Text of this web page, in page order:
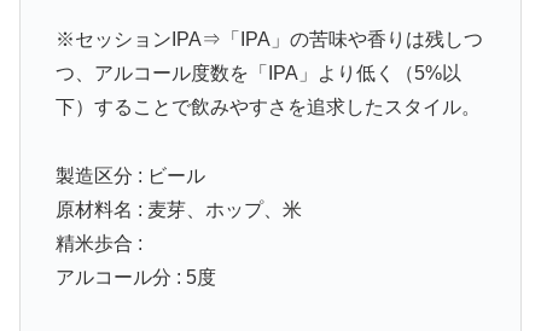
※セッションIPA⇒「IPA」の苦味や香りは残しつ
つ、アルコール度数を「IPA」より低く（5%以
下）することで飲みやすさを追求したスタイル。
製造区分 : ビール
原材料名 : 麦芽、ホップ、米
精米歩合 :
アルコール分 : 5度